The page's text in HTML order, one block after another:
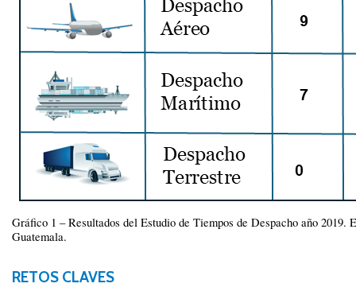
Gráfico 1 – Resultados del Estudio de Tiempos de Despacho año 2019.
Guatemala.
RETOS CLAVES